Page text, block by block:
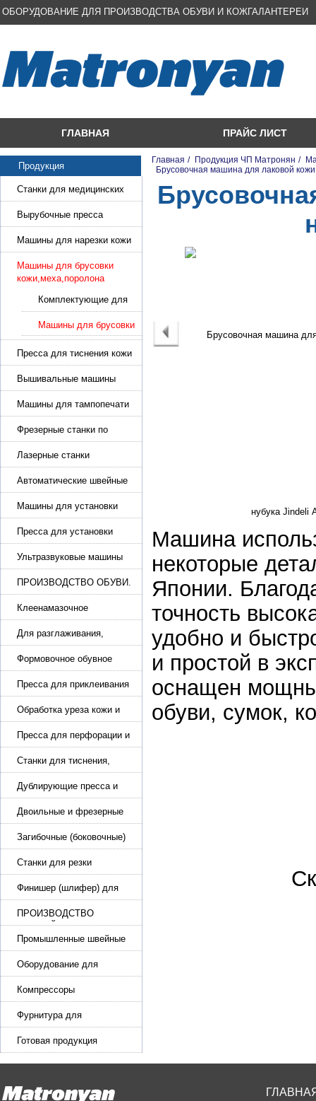
ОБОРУДОВАНИЕ ДЛЯ ПРОИЗВОДСТВА ОБУВИ И КОЖГАЛАНТЕРЕИ
ГЛАВНАЯ ПРАЙС ЛИСТ
Продукция
Станки для медицинских
масок
Вырубочные пресса
Машины для нарезки кожи
и стропы
Машины для брусовки
кожи,меха,поролона
Комплектующие для
брусовки
Машины для брусовки
Пресса для тиснения кожи
Вышивальные машины
Машины для тампопечати
Фрезерные станки по
металлу
Лазерные станки
Автоматические швейные
машины с программным
управлением
Машины для установки
жемчуга, бусин, заклепок и
фурнитура
Пресса для установки
фурнитуры: блочка,
люверсы, петля
Ультразвуковые машины
для сварки
ПРОИЗВОДСТВО ОБУВИ.
Машины для изготовления
обуви
Клеенамазочное
оборудование и активаторы
клея
Для разглаживания,
разбивания и герметизации
шва
Формовочное обувное
оборудование
Пресса для приклеивания
подошвы и прибивки
каблука
Обработка уреза кожи и
покрасочные камеры
Пресса для перфорации и
тиснения
Станки для тиснения,
нанесения логотипа и
нумераторы
Дублирующие пресса и
утюги для разглаживания
кожи
Двоильные и фрезерные
машины для слоения и
фрезерования кожи
Загибочные (боковочные)
машины для стельки,
кошельков, сумок
Станки для резки
кожи.Станки для резки
стропы
Финишер (шлифер) для
обуви
ПРОИЗВОДСТВО
РЕМНЕЙ, СУМОК,
КОЖГАЛАНТЕРЕИ
Промышленные швейные
машины для кожи, обуви
Оборудование для
производства и резки
эластичной ленты и стропы
Компрессоры
Фурнитура для
производства ремней
Готовая продукция
Главная / Продукция ЧП Матронян /
Брусовочная машина для лаковой
Машина
некоторые
Японии.
точность
удобно и
и простой в
оснащен
обуви, сумок,